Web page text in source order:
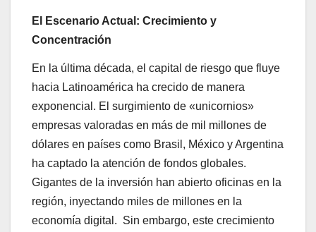
El Escenario Actual: Crecimiento y
Concentración
En la última década, el capital de riesgo que fluye
hacia Latinoamérica ha crecido de manera
exponencial. El surgimiento de «unicornios»
empresas valoradas en más de mil millones de
dólares en países como Brasil, México y Argentina
ha captado la atención de fondos globales.
Gigantes de la inversión han abierto oficinas en la
región, inyectando miles de millones en la
economía digital. Sin embargo, este crecimiento